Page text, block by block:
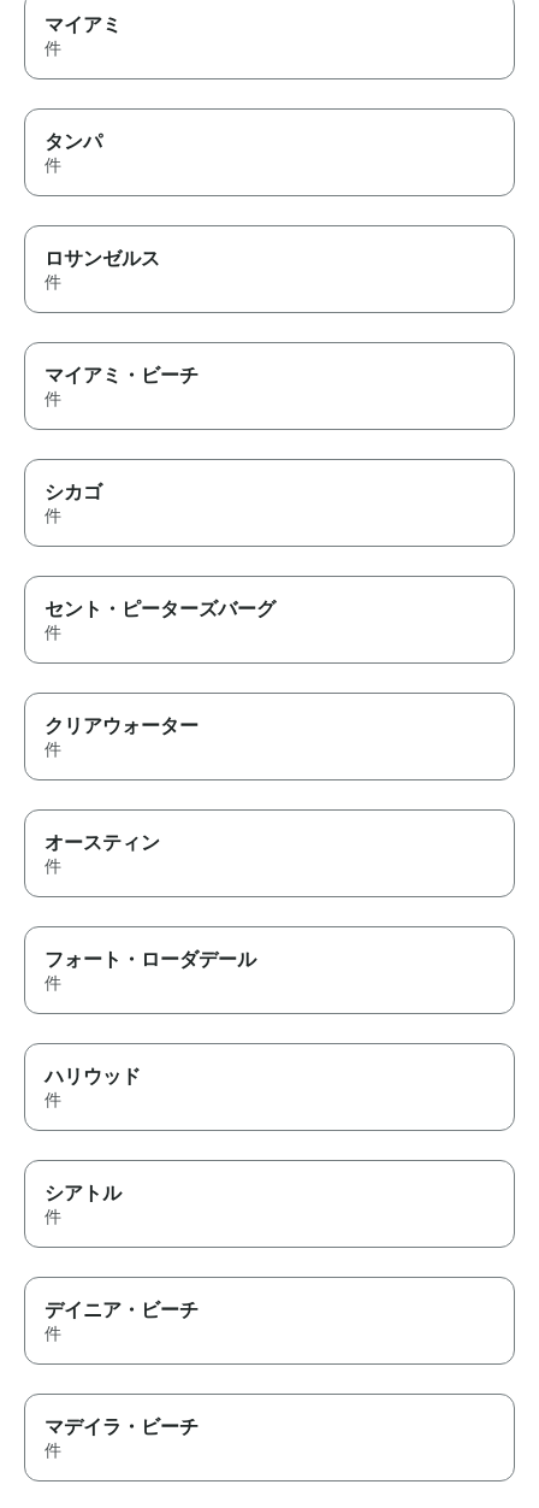
マイアミ
件
タンパ
件
ロサンゼルス
件
マイアミ・ビーチ
件
シカゴ
件
セント・ピーターズバーグ
件
クリアウォーター
件
オースティン
件
フォート・ローダデール
件
ハリウッド
件
シアトル
件
デイニア・ビーチ
件
マデイラ・ビーチ
件